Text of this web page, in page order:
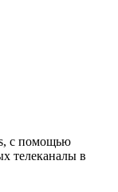
с помощью
телеканалы в